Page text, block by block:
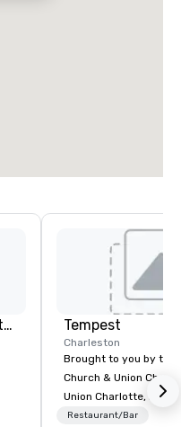
Church and Union Charleston Tempest
Charleston
Brought to you by the
Church & Union
Union Charlotte, La
Church & Union
Restaurant/Bar